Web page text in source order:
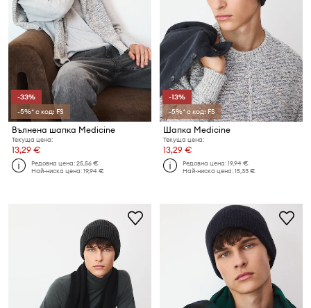
-33%
-5%* с код: FS
Вълнена шапка Medicine
Текуща цена:
13,29 €
Редовна цена:25,56 €
Най-ниска цена:19,94 €
-13%
-5%* с код: FS
Шапка Medicine
Текуща цена:
13,29 €
Редовна цена:19,94 €
Най-ниска цена:15,33 €